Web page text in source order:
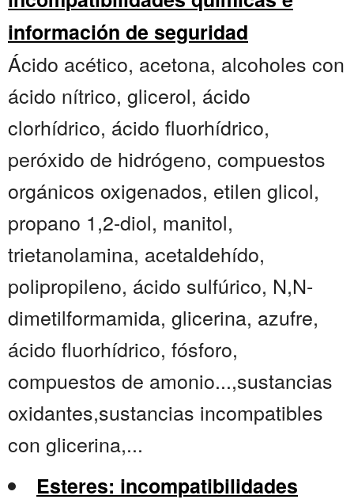
información de seguridad
Ácido acético, acetona, alcoholes con
ácido nítrico, glicerol, ácido
clorhídrico, ácido fluorhídrico,
peróxido de hidrógeno, compuestos
orgánicos oxigenados, etilen glicol,
propano 1,2-diol, manitol,
trietanolamina, acetaldehído,
polipropileno, ácido sulfúrico, N,N-
dimetilformamida, glicerina, azufre,
ácido fluorhídrico, fósforo,
compuestos de amonio...,sustancias
oxidantes,sustancias incompatibles
con glicerina,...
Esteres: incompatibilidades